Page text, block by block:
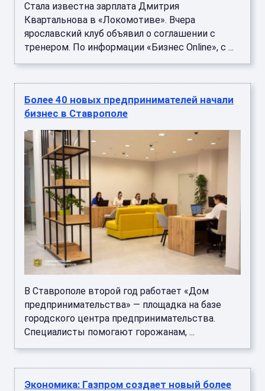
Стала известна зарплата Дмитрия
Квартальнова в «Локомотиве». Вчера
ярославский клуб объявил о соглашении с
тренером. По информации «Бизнес Online», с ...
Более 40 новых предпринимателей начали
бизнес в Ставрополе
В Ставрополе второй год работает «Дом
предпринимательства» — площадка на базе
городского центра предпринимательства.
Специалисты помогают горожанам, ...
Экономика: Газпром создает новый более